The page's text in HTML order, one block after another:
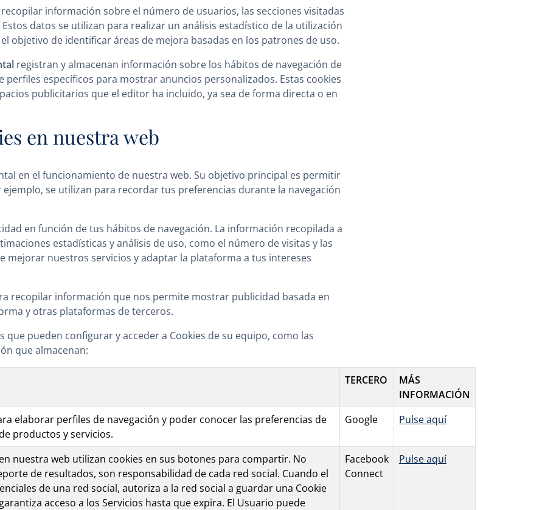
información sobre el número de usuarios, las secciones visitadas
datos se utilizan para realizar un análisis estadístico de la utilización
objetivo de identificar áreas de mejora basadas en los patrones de uso.
registran y almacenan información sobre los hábitos de navegación de
perfiles específicos para mostrar anuncios personalizados. Estas cookies
publicitarios que el editor ha incluido, ya sea de forma directa o en
en nuestra web
en el funcionamiento de nuestra web. Su objetivo principal es permitir
se utilizan para recordar tus preferencias durante la navegación
en función de tus hábitos de navegación. La información recopilada a
estadísticas y análisis de uso, como el número de visitas y las
mejorar nuestros servicios y adaptar la plataforma a tus intereses
recopilar información que nos permite mostrar publicidad basada en
y otras plataformas de terceros.
pueden configurar y acceder a Cookies de su equipo, como las
que almacenan:
TERCERO
MÁS
INFORMACIÓN
elaborar perfiles de navegación y poder conocer las preferencias de
productos y servicios.
Google Pulse aquí
nuestra web utilizan cookies en sus botones para compartir. No
de resultados, son responsabilidad de cada red social. Cuando el
de una red social, autoriza a la red social a guardar una Cookie
acceso a los Servicios hasta que expira. El Usuario puede
Facebook
Connect
Pulse aquí